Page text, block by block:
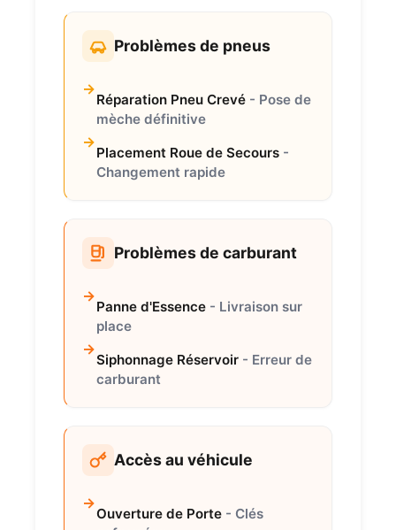
Problèmes de pneus
Réparation Pneu Crevé - Pose de
mèche définitive
Placement Roue de Secours -
Changement rapide
Problèmes de carburant
Panne d'Essence - Livraison sur
place
Siphonnage Réservoir - Erreur de
carburant
Accès au véhicule
Ouverture de Porte - Clés